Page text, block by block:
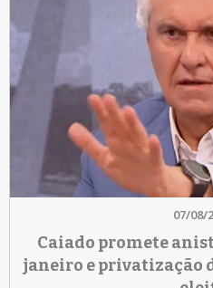
07/08/
Caiado promete
janeiro e privatização